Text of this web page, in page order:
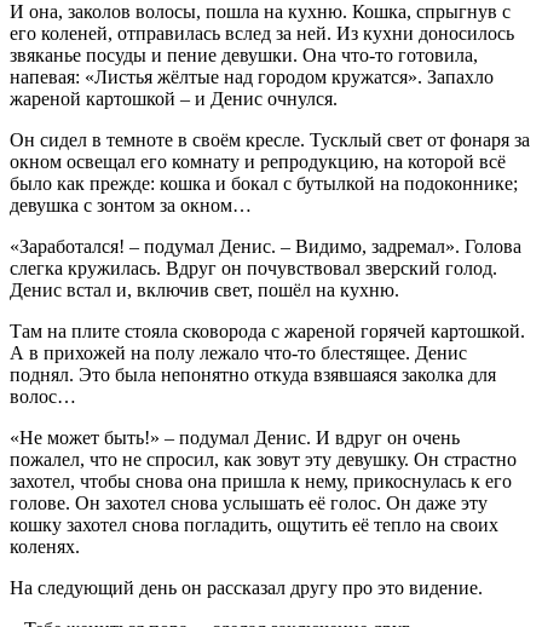
И она, заколов волосы, пошла на кухню. Кошка, спрыгнув с
его коленей, отправилась вслед за ней. Из кухни доносилось
звяканье посуды и пение девушки. Она что-то готовила,
напевая: «Листья жёлтые над городом кружатся». Запахло
жареной картошкой – и Денис очнулся.
Он сидел в темноте в своём кресле. Тусклый свет от фонаря за
окном освещал его комнату и репродукцию, на которой всё
было как прежде: кошка и бокал с бутылкой на подоконнике;
девушка с зонтом за окном…
«Заработался! – подумал Денис. – Видимо, задремал». Голова
слегка кружилась. Вдруг он почувствовал зверский голод.
Денис встал и, включив свет, пошёл на кухню.
Там на плите стояла сковорода с жареной горячей картошкой.
А в прихожей на полу лежало что-то блестящее. Денис
поднял. Это была непонятно откуда взявшаяся заколка для
волос…
«Не может быть!» – подумал Денис. И вдруг он очень
пожалел, что не спросил, как зовут эту девушку. Он страстно
захотел, чтобы снова она пришла к нему, прикоснулась к его
голове. Он захотел снова услышать её голос. Он даже эту
кошку захотел снова погладить, ощутить её тепло на своих
коленях.
На следующий день он рассказал другу про это видение.